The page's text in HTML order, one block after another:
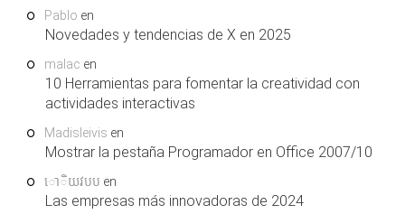
Pablo en
Novedades y tendencias de X en 2025
malac en
10 Herramientas para fomentar la creatividad con
actividades interactivas
Madisleivis en
Mostrar la pestaña Programador en Office 2007/10
ោិយវបប en
Las empresas más innovadoras de 2024